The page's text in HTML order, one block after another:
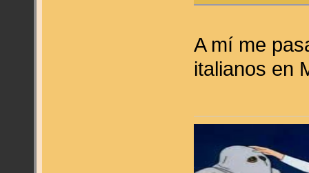
A mí me
italianos en